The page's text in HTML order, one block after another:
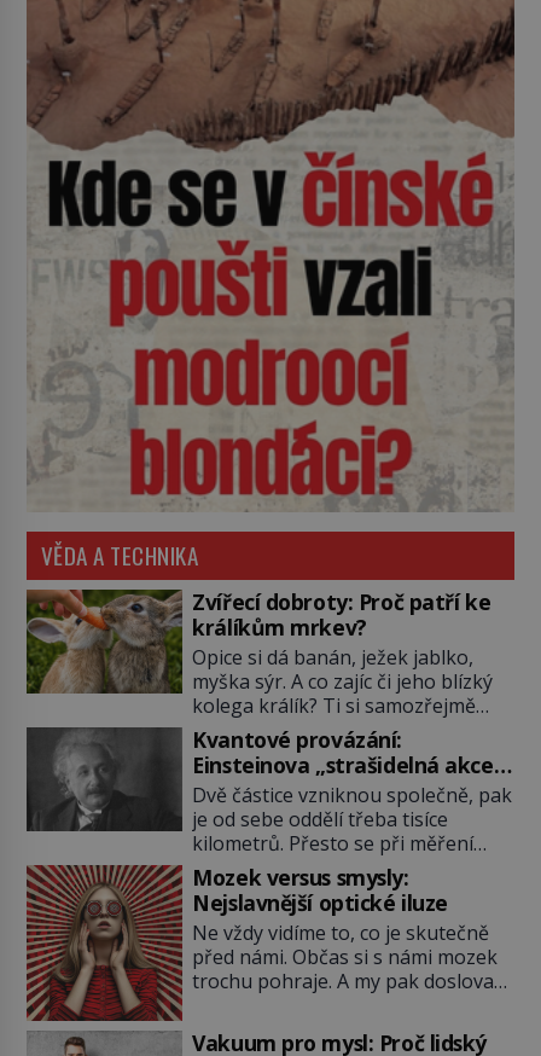
VĚDA A TECHNIKA
Zvířecí dobroty: Proč patří ke
králíkům mrkev?
Opice si dá banán, ježek jablko,
myška sýr. A co zajíc či jeho blízký
kolega králík? Ti si samozřejmě
pochutnají na mrkvi! Proč jsou
podobné představy o potravě
zvířat často spíš mýty? Pokud máte
doma králíka, mrkev mu dát
můžete. A nejspíš mu i bude
chutnat, ovšem měl by ji mít jen
jako občasný pamlsek. […]
Kvantové provázání:
Einsteinova „strašidelná akce
na dálku“ dál mate i fascinuje
vědce
Dvě částice vzniknou společně, pak
je od sebe oddělí třeba tisíce
kilometrů. Přesto se při měření
chovají, jako by mezi nimi
existovalo neviditelné pouto. Albert
Einstein tomu s jistou dávkou
ironie říká „strašidelná akce na
dálku“ a dlouhá desetiletí věří, že
musí existovat jednodušší
však ukazují, že kvantový svět
Mozek versus smysly:
Nejslavnější optické iluze
Ne vždy vidíme to, co je skutečně
před námi. Občas si s námi mozek
trochu pohraje. A my pak doslova
vznikají ty nejpodivnější optické
Vakuum pro mysl: Proč lidský